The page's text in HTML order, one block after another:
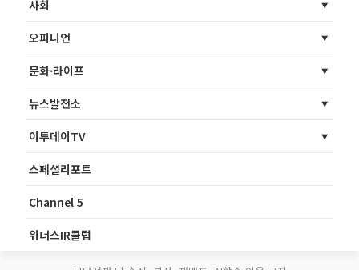
사회
오피니언
문화·라이프
뉴스발전소
이투데이TV
스페셜리포트
Channel 5
위너스IR클럽